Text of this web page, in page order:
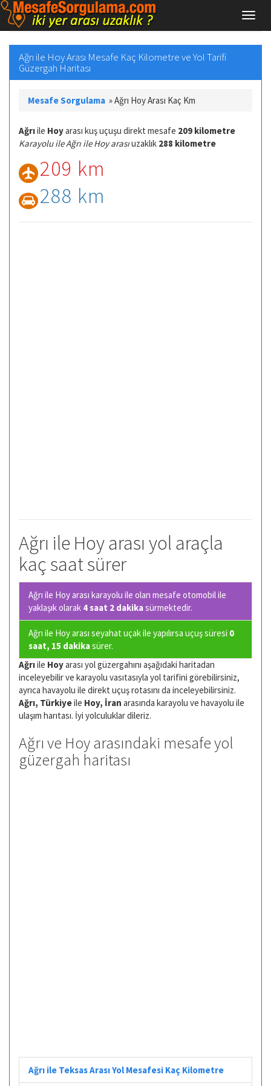
Ağrı ile Hoy Arası Mesafe Kaç Kilometre ve Yol Tarifi
Güzergah Haritası
Mesafe Sorgulama »Ağrı Hoy Arası Kaç Km
Ağrıile Hoyarası kuş uçuşu direkt mesafe 209 kilometre
Karayolu ile Ağrı ile Hoy arasıuzaklık 288 kilometre
209 km
288 km
Ağrı ile Hoy arası yol araçla
kaç saat sürer
Ağrı ile Hoy arası karayolu ile olan mesafe otomobil ile
yaklaşık olarak 4 saat 2 dakikasürmektedir.
Ağrı ile Hoy arası seyahat uçak ile yapılırsa uçuş süresi 0
saat, 15 dakikasürer.
Ağrıile Hoyarası yol güzergahını aşağıdaki haritadan
inceleyebilir ve karayolu vasıtasıyla yol tarifini görebilirsiniz,
ayrıca havayolu ile direkt uçuş rotasını da inceleyebilirsiniz.
Ağrı, Türkiyeile Hoy, İran arasında karayolu ve havayolu ile
ulaşım harıtası. İyi yolculuklar dileriz.
Ağrı ve Hoy arasındaki mesafe yol
güzergah haritası
Ağrı ile Teksas Arası Yol Mesafesi Kaç Kilometre